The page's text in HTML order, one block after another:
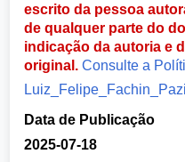
escrito da pessoa
de qualquer parte do
indicação da autoria e
original.Consulte a
Data de Publicação
2025-07-18